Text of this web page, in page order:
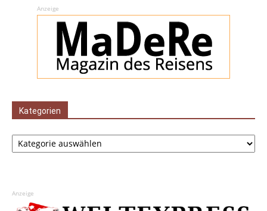
Anzeige
Kategorien
Kategorien
Anzeige